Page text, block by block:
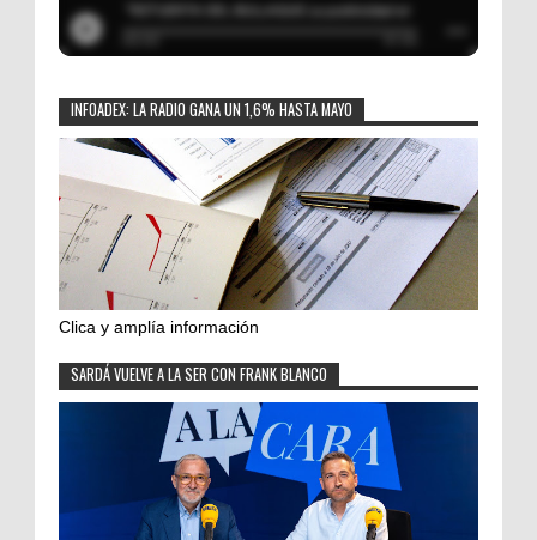
INFOADEX: LA RADIO GANA UN 1,6% HASTA MAYO
Clica y amplía información
SARDÁ VUELVE A LA SER CON FRANK BLANCO